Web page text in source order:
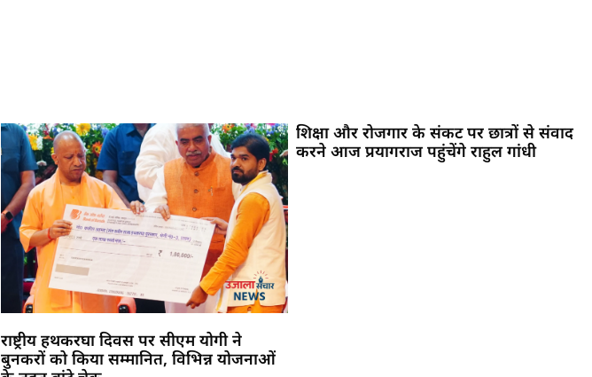
राष्ट्रीय हथकरघा दिवस पर सीएम योगी ने
बुनकरों को किया सम्मानित, विभिन्न योजनाओं
शिक्षा और रोजगार के संकट पर छात्रों से संवाद
करने आज प्रयागराज पहुंचेंगे राहुल गांधी